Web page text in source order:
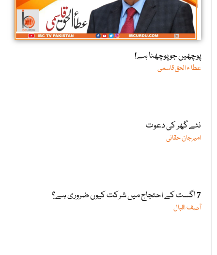
پوچھیں جو پوچھنا ہے!
عطا ء الحق قاسمی
نئے گھر کی دعوت
امیرجان حقانی
7 اگست کے احتجاج میں شرکت کیوں ضروری ہے؟
آصف اقبال